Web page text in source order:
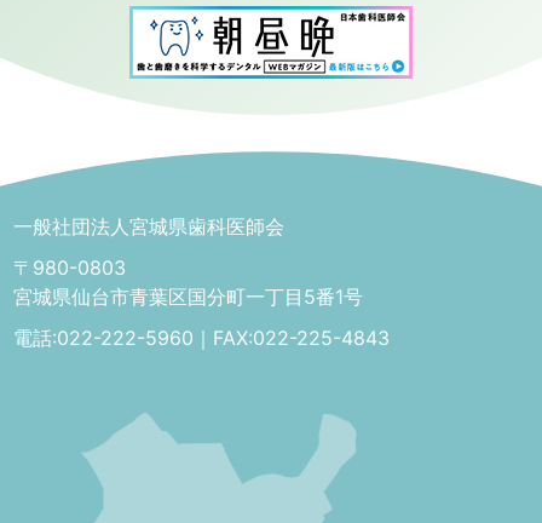
一般社団法人宮城県歯科医師会
〒980-0803
宮城県仙台市青葉区国分町一丁目5番1号
電話:022-222-5960｜FAX:022-225-4843